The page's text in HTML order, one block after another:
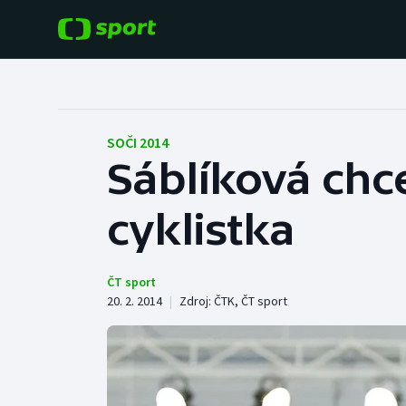
Fotbal
Hokej
Tenis
Cyklistika
Baseball a softbal
Basketbal
Boby a skeleton
Box
SOČI 2014
Sáblíková
cyklistka
ČT sport
20. 2. 2014 | Zdroj: ČTK, ČT sport